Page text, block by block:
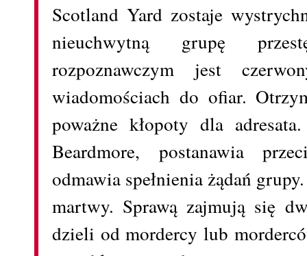
Scotland Yard zostaje
nieuchwytną grupę
rozpoznawczym jest
wiadomościach do ofiar.
poważne kłopoty dla
Beardmore, postanawia
odmawia spełnienia żądań
martwy. Sprawą zajmują się
dzieli od mordercy lub